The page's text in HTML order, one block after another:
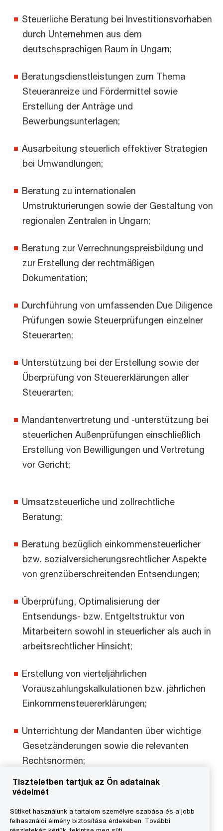
Steuerliche Beratung bei Investitionsvorhaben
durch Unternehmen aus dem
deutschsprachigen Raum in Ungarn;
Beratungsdienstleistungen zum Thema
Steueranreize und Fördermittel sowie
Erstellung der Anträge und
Bewerbungsunterlagen;
Ausarbeitung steuerlich effektiver Strategien
bei Umwandlungen;
Beratung zu internationalen
Umstrukturierungen sowie der Gestaltung von
regionalen Zentralen in Ungarn;
Beratung zur Verrechnungspreisbildung und
zur Erstellung der rechtmäßigen
Dokumentation;
Durchführung von umfassenden Due Diligence
Prüfungen sowie Steuerprüfungen einzelner
Steuerarten;
Unterstützung bei der Erstellung sowie der
Überprüfung von Steuererklärungen aller
Steuerarten;
Mandantenvertretung und -unterstützung bei
steuerlichen Außenprüfungen einschließlich
Erstellung von Bewilligungen und Vertretung
vor Gericht;
Umsatzsteuerliche und zollrechtliche
Beratung;
Beratung bezüglich einkommensteuerlicher
bzw. sozialversicherungsrechtlicher Aspekte
von grenzüberschreitenden Entsendungen;
Überprüfung, Optimalisierung der
Entsendungs- bzw. Entgeltstruktur von
Mitarbeitern sowohl in steuerlicher als auch in
arbeitsrechtlicher Hinsicht;
Erstellung von vierteljährlichen
Vorauszahlungskalkulationen bzw. jährlichen
Einkommensteuererklärungen;
Unterrichtung der Mandanten über wichtige
Gesetzänderungen sowie die relevanten
Rechtsnormen;
Nationale und internationale Schulung und
Tiszteletben tartjuk az Ön adatainak
védelmét
Sütiket használunk a tartalom személyre szabása és a jobb
felhasználói élmény biztosítása érdekében. További